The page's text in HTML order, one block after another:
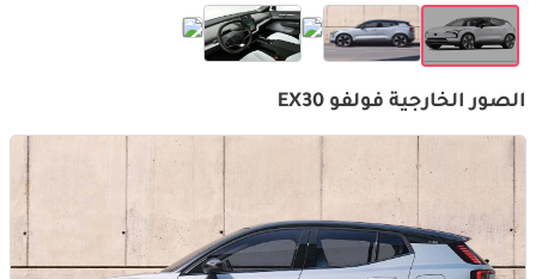
الصور الخارجية فولفو EX30